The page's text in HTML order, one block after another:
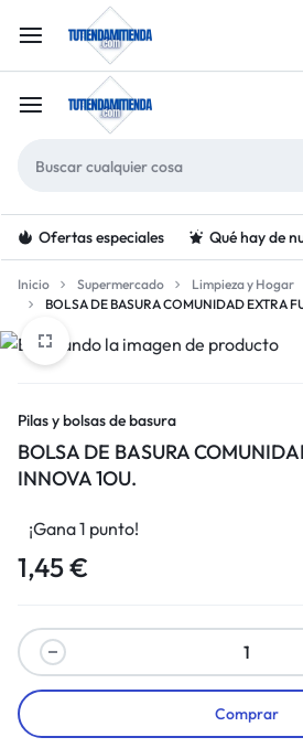
Ofertas especiales Qué hay de
Inicio Supermercado Limpieza y Hogar
BOLSA DE BASURA COMUNIDAD EXTRA
Pilas y bolsas de basura
BOLSA DE BASURA
INNOVA 1OU.
¡Gana 1 punto!
1,45€
Comprar